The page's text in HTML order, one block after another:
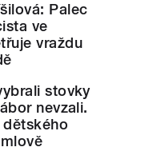
Palec
ve
vraždu
stovky
nevzali.